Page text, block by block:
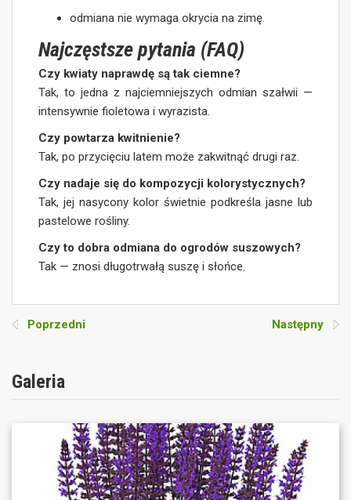
odmiana nie wymaga okrycia na zimę.
Najczęstsze pytania (FAQ)
Czy kwiaty naprawdę są tak ciemne?
Tak, to jedna z najciemniejszych odmian szałwii —
intensywnie fioletowa i wyrazista.
Czy powtarza kwitnienie?
Tak, po przycięciu latem może zakwitnąć drugi raz.
Czy nadaje się do kompozycji kolorystycznych?
Tak, jej nasycony kolor świetnie podkreśla jasne lub
pastelowe rośliny.
Czy to dobra odmiana do ogrodów suszowych?
Tak — znosi długotrwałą suszę i słońce.
Poprzedni Następny
Galeria